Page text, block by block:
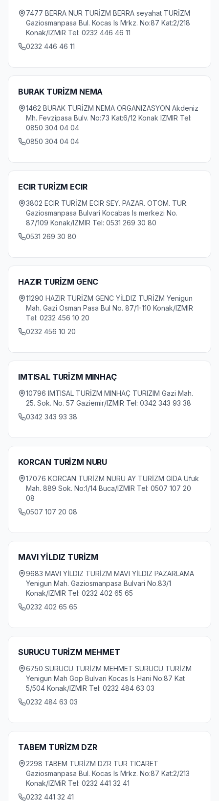
7477 BERRA NUR TURİZM BERRA seyahat TURİZM
Gaziosmanpasa Bul. Kocas Is Mrkz. No:87 Kat:2/218
Konak/IZMiR Tel: 0232 446 46 11
0232 446 46 11
BURAK TURİZM NEMA
1462 BURAK TURİZM NEMA ORGANIZASYON Akdeniz
Mh. Fevzipasa Bulv. No:73 Kat:6/12 Konak IZMIR Tel:
0850 304 04 04
0850 304 04 04
ECIR TURİZM ECIR
3802 ECIR TURİZM ECIR SEY. PAZAR. OTOM. TUR.
Gaziosmanpasa Bulvari Kocabas Is merkezi No.
87/109 Konak/IZMIR Tel: 0531 269 30 80
0531 269 30 80
HAZIR TURİZM GENC
11290 HAZIR TURİZM GENC YİLDIZ TURİZM Yenigun
Mah. Gazi Osman Pasa Bul No. 87/1-110 Konak/IZMIR
Tel: 0232 456 10 20
0232 456 10 20
IMTISAL TURİZM MINHAÇ
10796 IMTISAL TURİZM MINHAÇ TURIZIM Gazi Mah.
25. Sok. No. 57 Gaziemir/IZMIR Tel: 0342 343 93 38
0342 343 93 38
KORCAN TURİZM NURU
17076 KORCAN TURİZM NURU AY TURİZM GIDA Ufuk
Mah. 889 Sok. No:1/14 Buca/IZMIR Tel: 0507 107 20
08
0507 107 20 08
MAVI YİLDIZ TURİZM
9683 MAVI YİLDIZ TURİZM MAVI YİLDIZ PAZARLAMA
Yenigun Mah. Gaziosmanpasa Bulvari No.83/1
Konak/IZMIR Tel: 0232 402 65 65
0232 402 65 65
SURUCU TURİZM MEHMET
6750 SURUCU TURİZM MEHMET SURUCU TURİZM
Yenigun Mah Gop Bulvari Kocas Is Hani No:87 Kat
5/504 Konak/IZMIR Tel: 0232 484 63 03
0232 484 63 03
TABEM TURİZM DZR
2298 TABEM TURİZM DZR TUR TICARET
Gaziosmanpasa Bul. Kocas Is Mrkz. No:87 Kat:2/213
Konak/IZMiR Tel: 0232 441 32 41
0232 441 32 41